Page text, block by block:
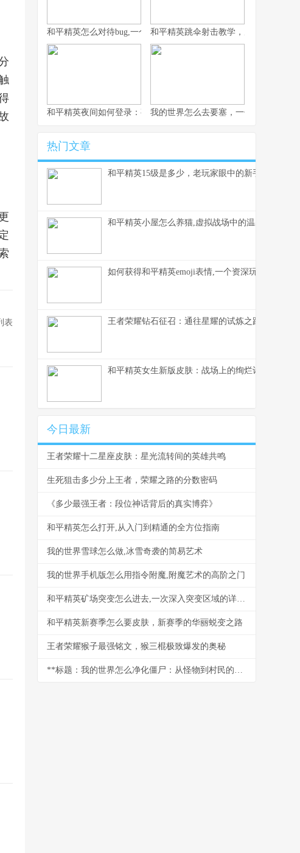
表
和平精英怎么对待bug,一个玩家眼中的修复哲学和平精英跳伞射击教学，从落地到主宰
和平精英夜间如何登录：夜幕下的战术入口与静谧战场副标题,探
我的世界怎么去要塞，一份老玩家的寻
热门文章
和平精英15级是多少，老玩家眼中的新手门槛
和平精英小屋怎么养猫,虚拟战场中的温馨陪伴,副
如何获得和平精英emoji表情,一个资深玩家的心得
王者荣耀钻石征召：通往星耀的试炼之路
和平精英女生新版皮肤：战场上的绚烂诗篇
今日最新
王者荣耀十二星座皮肤：星光流转间的英雄共鸣
生死狙击多少分上王者，荣耀之路的分数密码
《多少最强王者：段位神话背后的真实博弈》
和平精英怎么打开,从入门到精通的全方位指南
我的世界雪球怎么做,冰雪奇袭的简易艺术
我的世界手机版怎么用指令附魔,附魔艺术的高阶之门
和平精英矿场突变怎么进去,一次深入突变区域的详尽指南,副标题,矿坑深处生存法则
和平精英新赛季怎么要皮肤，新赛季的华丽蜕变之路
王者荣耀猴子最强铭文，猴三棍极致爆发的奥秘
**标题：我的世界怎么净化僵尸：从怪物到村民的逆转之旅**